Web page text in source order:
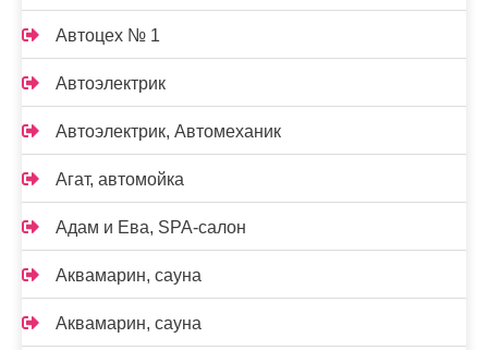
Автоцех № 1
Автоэлектрик
Автоэлектрик, Автомеханик
Агат, автомойка
Адам и Ева, SPA-салон
Аквамарин, сауна
Аквамарин, сауна